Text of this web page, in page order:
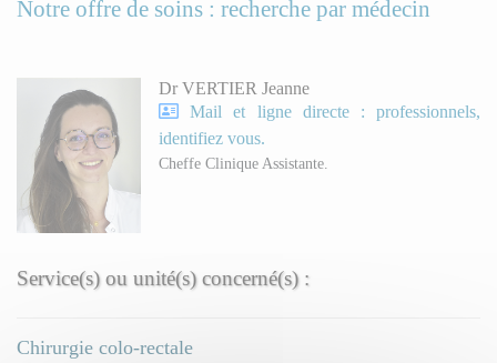
Notre offre de soins : recherche par médecin
Dr VERTIER Jeanne
Mail et ligne directe : professionnels,
identifiez vous.
Cheffe Clinique Assistante.
Service(s) ou unité(s) concerné(s) :
Chirurgie colo-rectale